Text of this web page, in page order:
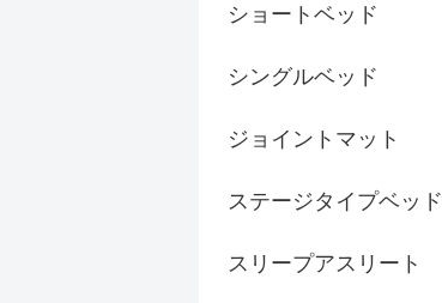
ショートベッド
シングルベッド
ジョイントマット
ステージタイプベッド
スリープアスリート